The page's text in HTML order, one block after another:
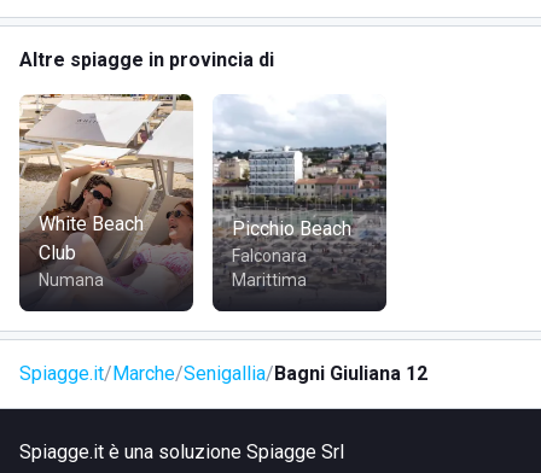
raggiungerlo a piedi o in bicicletta per chi soggiorna nei
dintorni, grazie ai collegamenti pedonali e ciclabili ben
strutturati lungo il lungomare.
Altre spiagge in provincia di
White Beach
Club
Numana
Picchio Beach
Falconara
Marittima
Spiagge.it Marche Senigallia Bagni Giuliana 12
Spiagge.it è una soluzione Spiagge Srl